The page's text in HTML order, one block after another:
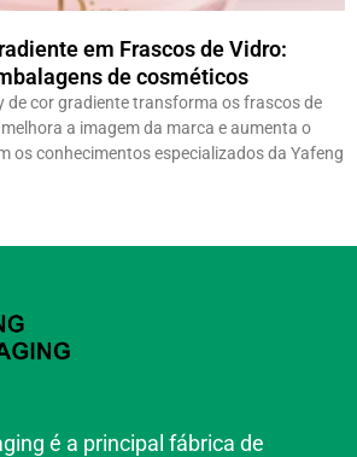
em Frascos de Vidro:
de cosméticos
de cor gradiente transforma os frascos de
a imagem da marca e aumenta o
os conhecimentos especializados da Yafeng
é a principal fábrica de